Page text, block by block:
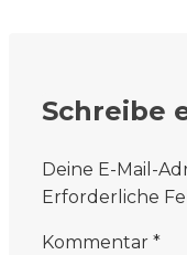
Schreibe
Deine E-Mail-
Erforderliche
Kommentar *